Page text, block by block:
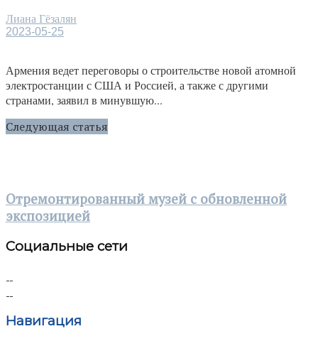
Лиана Гёзалян
2023-05-25
Армения ведет переговоры о строительстве новой атомной
электростанции с США и Россией, а также с другими
странами, заявил в минувшую...
Следующая статья
Отремонтированный музей с обновленной
экспозицией
Социальные сети
Навигация